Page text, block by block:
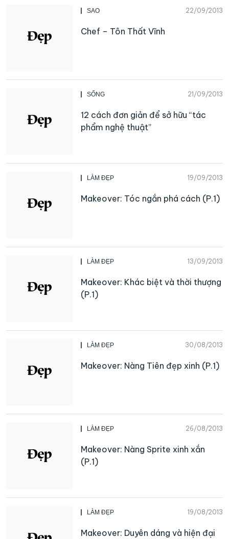
SAO 22/09/2013
Chef – Tôn Thất Vĩnh
SỐNG 21/09/2013
12 cách đơn giản để sở hữu “tác
phẩm nghệ thuật”
LÀM ĐẸP 19/09/2013
Makeover: Tóc ngắn phá cách (P.1)
LÀM ĐẸP 13/09/2013
Makeover: Khác biệt và thời thượng
(P.1)
LÀM ĐẸP 30/08/2013
Makeover: Nàng Tiên đẹp xinh (P.1)
LÀM ĐẸP 26/08/2013
Makeover: Nàng Sprite xinh xắn
(P.1)
LÀM ĐẸP 19/08/2013
Makeover: Duyên dáng và hiện đại